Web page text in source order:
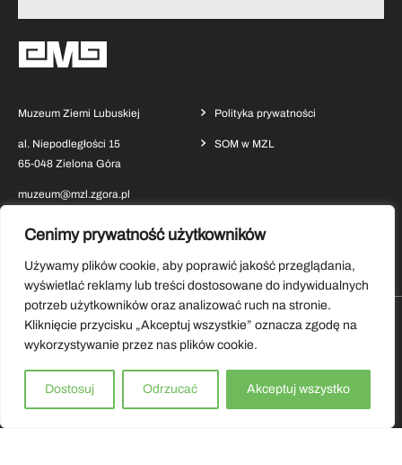
Cenimy prywatność użytkowników
Używamy plików cookie, aby poprawić jakość przeglądania,
wyświetlać reklamy lub treści dostosowane do indywidualnych
potrzeb użytkowników oraz analizować ruch na stronie.
Kliknięcie przycisku „Akceptuj wszystkie” oznacza zgodę na
wykorzystywanie przez nas plików cookie.
Dostosuj Odrzucać Akceptuj wszystko
Muzeum Ziemi Lubuskiej
al. Niepodległości 15
65-048 Zielona Góra
muzeum@mzl.zgora.pl
Polityka prywatności
SOM w MZL
Wszystkie prawa zastrzeżone.
Pobierz aplikację Muzeum Ziemi Lubuskiej